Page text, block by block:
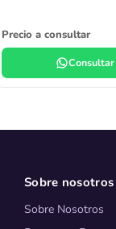
Precio a consultar
Consultar
Sobre nosotros
Sobre Nosotros